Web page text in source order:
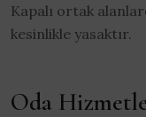
Kapalı ortak
kesinlikle yasaktır.
Oda